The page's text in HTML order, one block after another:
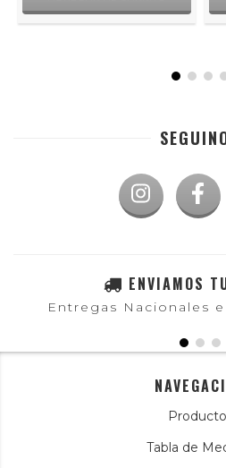
ENVIAMOS
Entregas Nacionales
Tabla de